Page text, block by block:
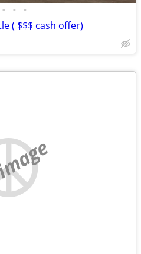
• • •
( $$$ cash offer)